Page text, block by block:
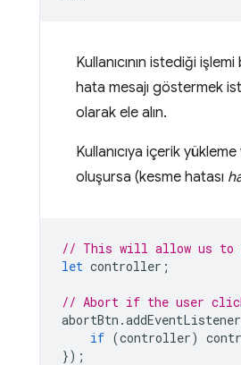
Kullanıcının istediği
hata mesajı göstermek
olarak ele alın.
Kullanıcıya içerik
oluşursa (kesme hatası
// This will allow us to
let controller ;
// Abort if the user
abortBtn .addEventListener
if (controller)
});